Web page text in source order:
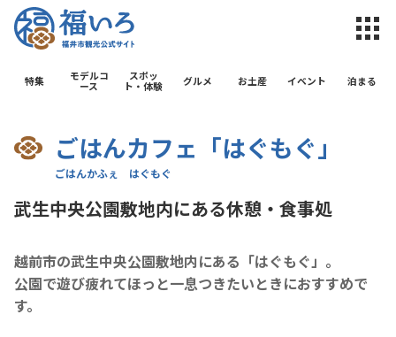
福井市観光
特集
モデルコ
ース
スポッ
ト・体験
グルメ お土産 イベント 泊まる
ごはんカフェ「はぐもぐ」
武生中央公園敷地内にある休憩・食事処
越前市の武生中央公園敷地内にある「はぐもぐ」。
公園で遊び疲れてほっと一息つきたいときにおすすめで
す。